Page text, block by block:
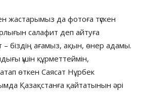
жастарымыз да фотоға түскен
салафит деп айтуға
біздің ағамыз, ақын, өнер адамы.
үшін құрметтеймін,
өткен Саясат Нұрбек
Қазақстанға қайтатынын әрі